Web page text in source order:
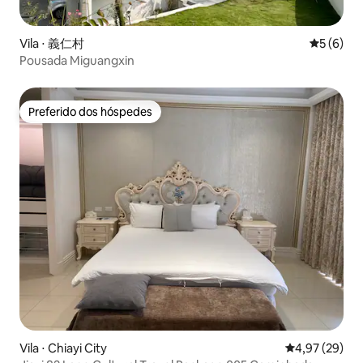
Vila ⋅ 義仁村 5 de
5 (6)
Pousada Miguangxin
Preferido dos hóspedes
Preferido dos hóspedes
Vila ⋅ Chiayi City 4,97 de uma
4,97 (29)